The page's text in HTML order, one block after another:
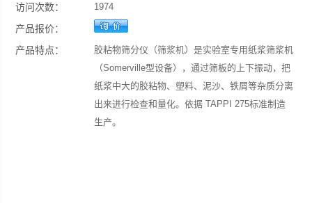
访问次数： 1974
产品报价：
产品特点：
胶粘物筛分仪（筛浆机）是实验室专用纸浆筛浆机
（Somerville型设备），通过筛板的上下振动，把
纸浆中大的胶粘物、塑料、泥沙、铁屑等杂质分离
出来进行检查和量化。依据 TAPPI 275标准制造
生产。